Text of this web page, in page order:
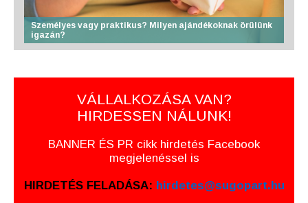
Személyes vagy praktikus? Milyen ajándékoknak örülünk
igazán?
VÁLLALKOZÁSA VAN?
HIRDESSEN NÁLUNK!
BANNER ÉS PR cikk hirdetés Facebook
megjelenéssel is
HIRDETÉS FELADÁSA: hirdetes@sugopart.hu